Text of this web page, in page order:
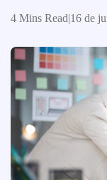
4 Mins Read|16 de